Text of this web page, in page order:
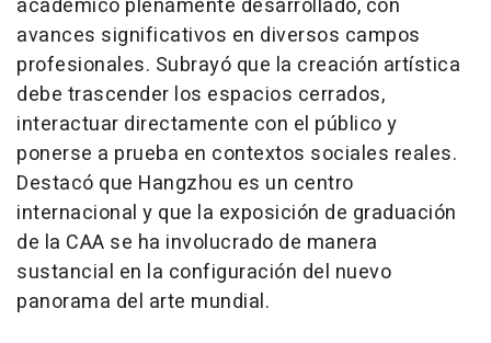
académico plenamente desarrollado, con
avances significativos en diversos campos
profesionales. Subrayó que la creación artística
debe trascender los espacios cerrados,
interactuar directamente con el público y
ponerse a prueba en contextos sociales reales.
Destacó que Hangzhou es un centro
internacional y que la exposición de graduación
de la CAA se ha involucrado de manera
sustancial en la configuración del nuevo
panorama del arte mundial.